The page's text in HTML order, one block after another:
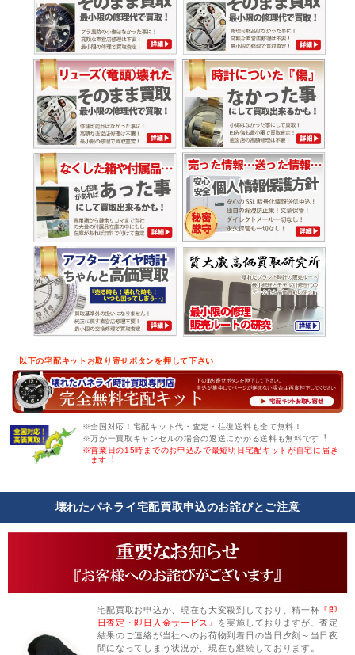
以下の宅配キットお取り寄せボタンを押して下さい
※全国対応！宅配キット代・査定・往復送料も全て無料！
※万が一買取キャンセルの場合の返送にかかる送料も無料です︕
※営業日の15時までのお申込みで最短明日宅配キットが自宅に届き
ます︕
壊れたパネライ宅配買取申込のお詫びとご注意
宅配買取お申込が、現在も大変殺到しており、精一杯 『即
日査定・即日入金サービス』
を実施しておりますが、査定
結果のご連絡が当社へのお荷物到着日の当日夕刻～当日夜
間になってしまう状況が、現在も継続しております。